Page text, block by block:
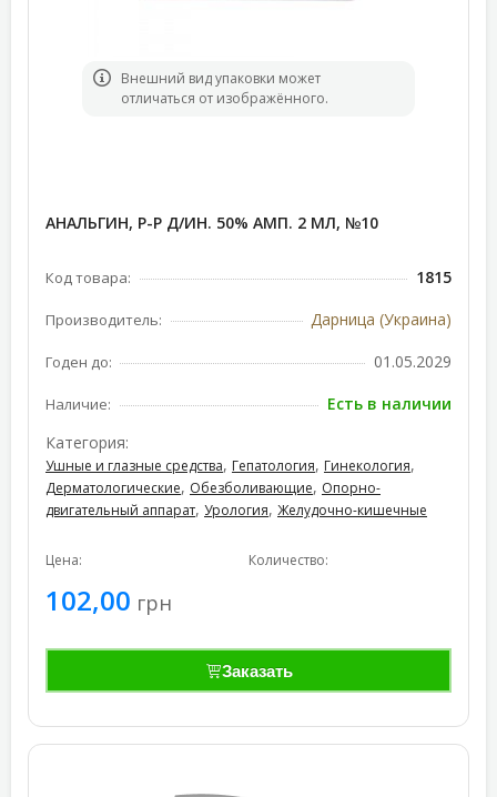
Bнешний вид упаковки может
отличаться от изображённого.
АНАЛЬГИН, Р-Р Д/ИН. 50% АМП. 2 МЛ, №10
Код товара: 1815
Производитель: Дарница (Украина)
Годен до: 01.05.2029
Наличие:
Есть в наличии
Категория:
Ушные и глазные средства, Гепатология, Гинекология,
Дерматологические, Обезболивающие, Опорно-
двигательный аппарат, Урология, Желудочно-кишечные
Цена:
102,00 грн
Количество:
Заказать